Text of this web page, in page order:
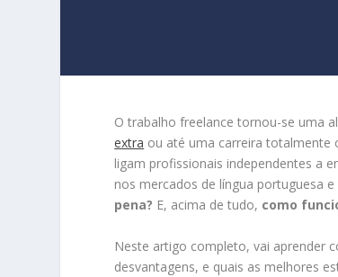
O trabalho freelance tornou-se uma
extra ou até uma carreira totalmente
ligam profissionais independentes a
nos mercados de língua portuguesa
pena? E, acima de tudo, como
Neste artigo completo, vai aprender
desvantagens, e quais as melhores